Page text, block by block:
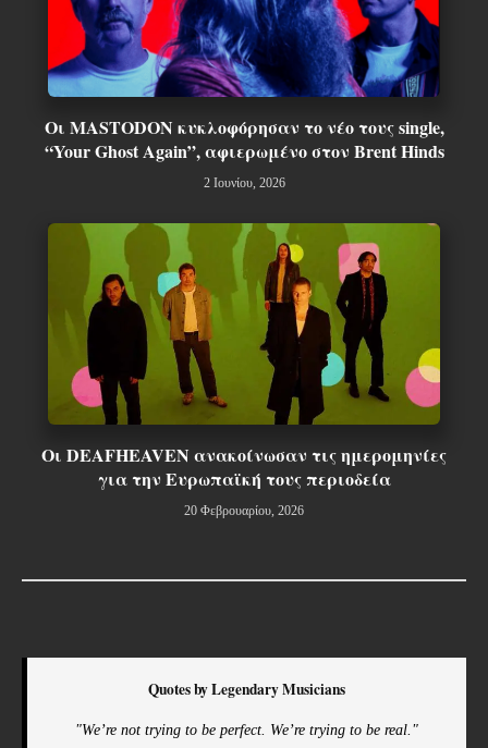
Οι MASTODON κυκλοφόρησαν το νέο τους single,
“Your Ghost Again”, αφιερωμένο στον Brent Hinds
2 Ιουνίου, 2026
Οι DEAFHEAVEN ανακοίνωσαν τις ημερομηνίες
για την Ευρωπαϊκή τους περιοδεία
20 Φεβρουαρίου, 2026
Quotes by Legendary Musicians
"We’re not trying to be perfect. We’re trying to be real."